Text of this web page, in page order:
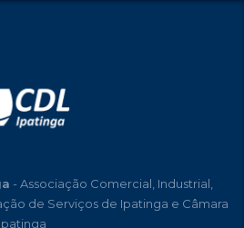
- Associação Comercial, Industrial,
de Serviços de Ipatinga e Câmara